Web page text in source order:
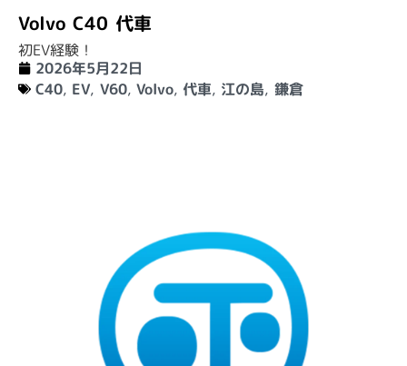
Volvo C40 代車
初EV経験！
2026年5月22日
C40, EV, V60, Volvo, 代車, 江の島, 鎌倉